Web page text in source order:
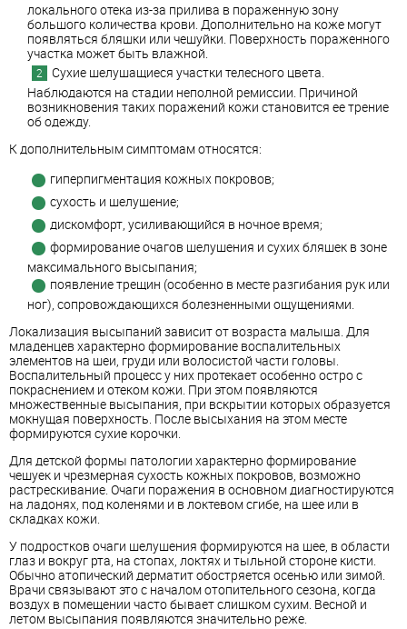
локального отека из-за прилива в пораженную зону
большого количества крови. Дополнительно на коже могут
появляться бляшки или чешуйки. Поверхность пораженного
участка может быть влажной.
Сухие шелушащиеся участки телесного цвета.
Наблюдаются на стадии неполной ремиссии. Причиной
возникновения таких поражений кожи становится ее трение
об одежду.
К дополнительным симптомам относятся:
гиперпигментация кожных покровов;
сухость и шелушение;
дискомфорт, усиливающийся в ночное время;
формирование очагов шелушения и сухих бляшек в зоне
максимального высыпания;
появление трещин (особенно в месте разгибания рук или
ног), сопровождающихся болезненными ощущениями.
Локализация высыпаний зависит от возраста малыша. Для
младенцев характерно формирование воспалительных
элементов на шеи, груди или волосистой части головы.
Воспалительный процесс у них протекает особенно остро с
покраснением и отеком кожи. При этом появляются
множественные высыпания, при вскрытии которых образуется
мокнущая поверхность. После высыхания на этом месте
формируются сухие корочки.
Для детской формы патологии характерно формирование
чешуек и чрезмерная сухость кожных покровов, возможно
растрескивание. Очаги поражения в основном диагностируются
на ладонях, под коленями и в локтевом сгибе, на шее или в
складках кожи.
У подростков очаги шелушения формируются на шее, в области
глаз и вокруг рта, на стопах, локтях и тыльной стороне кисти.
Обычно атопический дерматит обостряется осенью или зимой.
Врачи связывают это с началом отопительного сезона, когда
воздух в помещении часто бывает слишком сухим. Весной и
летом высыпания появляются значительно реже.